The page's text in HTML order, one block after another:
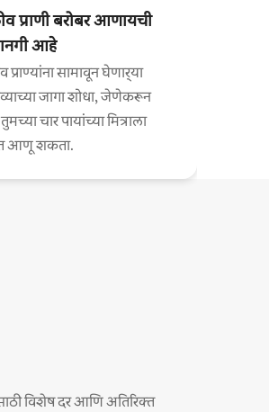
प्राणी बरोबर आणायची
आहे
प्राण्यांना सामावून घेणार्‍या
जागा शोधा, जेणेकरून
चार पायांच्या मित्राला
आणू शकता.
विशेष दर आणि अतिरिक्त